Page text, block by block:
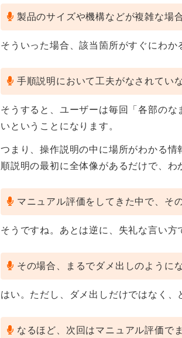
製品のサイズや機構などが複雑な場
そういった場合、該当箇所がすぐにわか
手順説明において工夫がなされてい
そうすると、ユーザーは毎回「各部の
いということになります。
つまり、操作説明の中に場所がわかる
順説明の最初に全体像があるだけで、わ
マニュアル評価をしてきた中で、そ
そうですね。あとは逆に、失礼な言い方
その場合、まるでダメ出しのように
はい。ただし、ダメ出しだけではなく、
なるほど、次回はマニュアル評価で